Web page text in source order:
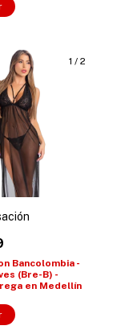
1 / 2
Bancolombia -
(Bre-B) -
en Medellín